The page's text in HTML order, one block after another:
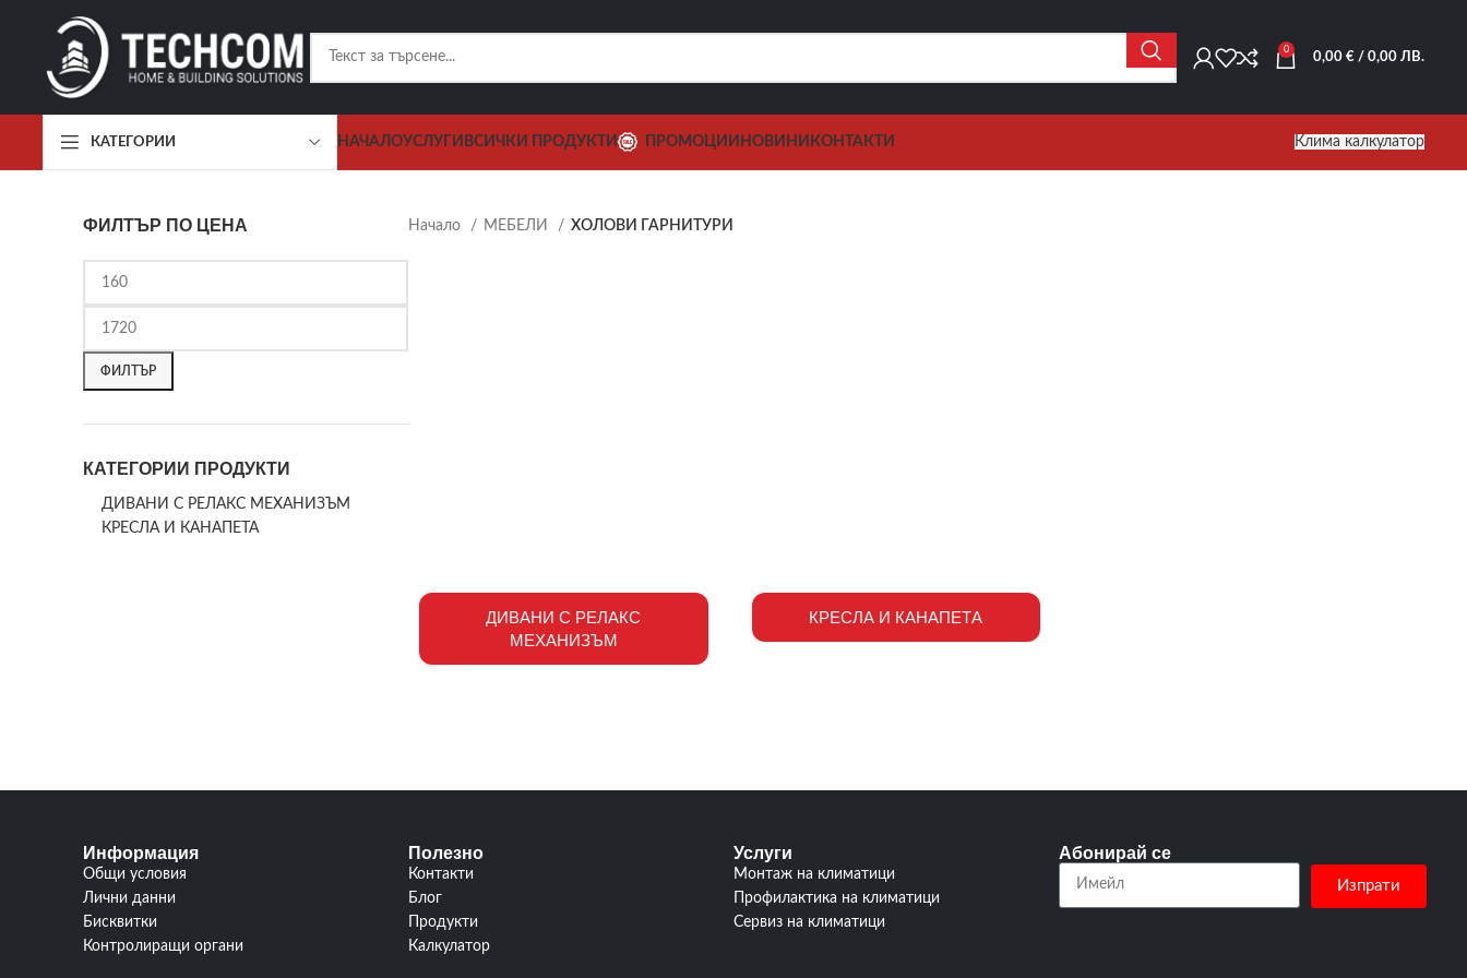
0
0,00€ / 0,00 ЛВ.
КАТЕГОРИИ НАЧАЛОУСЛУГИ ВСИЧКИ ПРОДУКТИ ПРОМОЦИИ НОВИНИ КОНТАКТИ Клима калкулатор
ФИЛТЪР ПО ЦЕНА
ФИЛТЪР
КАТЕГОРИИ ПРОДУКТИ
ДИВАНИ С РЕЛАКС МЕХАНИЗЪМ
КРЕСЛА И КАНАПЕТА
Начало МЕБЕЛИ ХОЛОВИ ГАРНИТУРИ
ДИВАНИ С РЕЛАКС
МЕХАНИЗЪМ
КРЕСЛА И КАНАПЕТА
Информация
Общи условия
Лични данни
Бисквитки
Контролиращи органи
Полезно
Контакти
Блог
Продукти
Калкулатор
Услуги
Монтаж на климатици
Профилактика на климатици
Сервиз на климатици
Абонирай се
Изпрати